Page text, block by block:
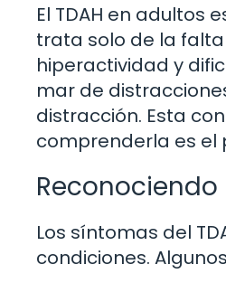
El TDAH en adultos
trata solo de la
hiperactividad y
mar de
distracción. Esta
comprenderla es el
Los síntomas del
condiciones.